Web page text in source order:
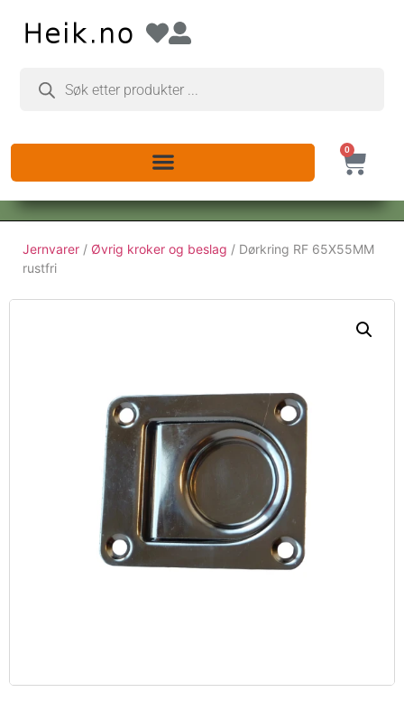
0
Jernvarer / Øvrig kroker og beslag / Dørkring RF 65X55MM
rustfri